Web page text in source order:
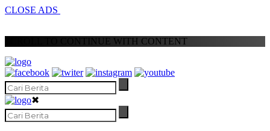
CLOSE ADS
SCROLL TO CONTINUE WITH CONTENT
✖